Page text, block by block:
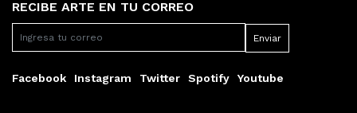
RECIBE ARTE EN TU CORREO
Facebook Instagram Twitter Spotify Youtube